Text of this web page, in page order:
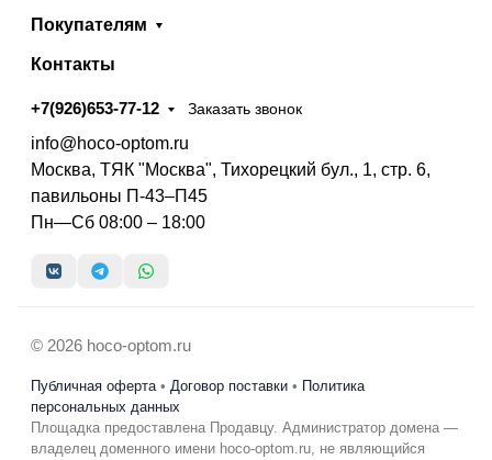
Покупателям
Контакты
+7(926)653-77-12 Заказать звонок
info@hoco-optom.ru
Москва, ТЯК "Москва", Тихорецкий бул., 1, стр. 6,
павильоны П-43–П45
Пн—Сб 08:00 – 18:00
© 2026 hoco-optom.ru
Публичная оферта• Договор поставки • Политика
персональных данных
Площадка предоставлена Продавцу. Администратор домена —
владелец доменного имени hoco-optom.ru, не являющийся